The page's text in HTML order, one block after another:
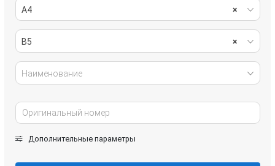
тормозная система ×
A4
×
B5
Наименование
Дополнительные параметры